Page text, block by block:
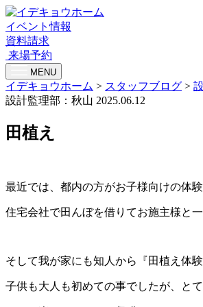
イベント情報
資料請求
来場予約
MENU
イデキョウホーム > スタッフブログ >
設計監理部：秋山 2025.06.12
田植え
最近では、都内の方がお子様向けの体
住宅会社で田んぼを借りてお施主様と
そして我が家にも知人から『田植え体
子供も大人も初めての事でしたが、と